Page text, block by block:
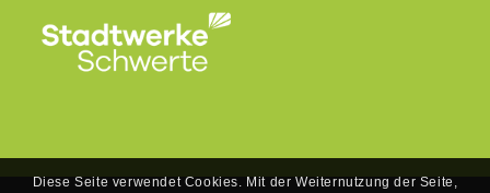
Diese Seite verwendet Cookies. Mit der Weiternutzung der Seite,